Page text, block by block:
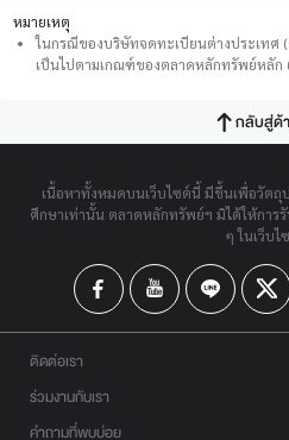
หมายเหตุ
ในกรณีของบริษัทจดทะเบียนต่างประเทศ
เป็นไปตามเกณฑ์ของตลาดหลักทรัพย์หลัก
กลับสู่ด้
เนื้อหาทั้งหมดบนเว็บไซต์นี้ มีขึ้นเพื่อวัตถุ
ศึกษาเท่านั้น ตลาดหลักทรัพย์ฯ มิได้ให้การ
ๆ ในเว็บไ
ติดต่อเรา
ร่วมงานกับเรา
คำถามที่พบบ่อย